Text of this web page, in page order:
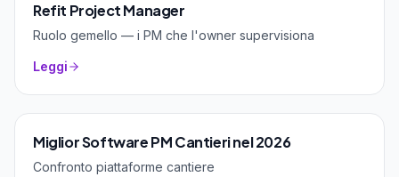
Refit Project Manager
Ruolo gemello — i PM che l'owner supervisiona
Leggi
Miglior Software PM Cantieri nel 2026
Confronto piattaforme cantiere